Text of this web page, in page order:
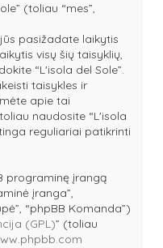
(toliau “mes”,
pasižadate laikytis
visų šių taisyklių,
“L'isola del Sole”.
taisykles ir
apie tai
naudosite “L'isola
reguliariai patikrinti
programinę įrangą
įranga”,
“phpBB Komanda”)
(GPL)” (toliau